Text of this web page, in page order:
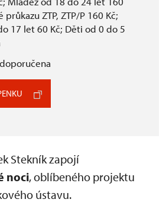
průkazu ZTP, ZTP/P 160 Kč;
17 let 60 Kč; Děti od 0 do 5
Stekník zapojí
noci, oblíbeného projektu
ústavu.